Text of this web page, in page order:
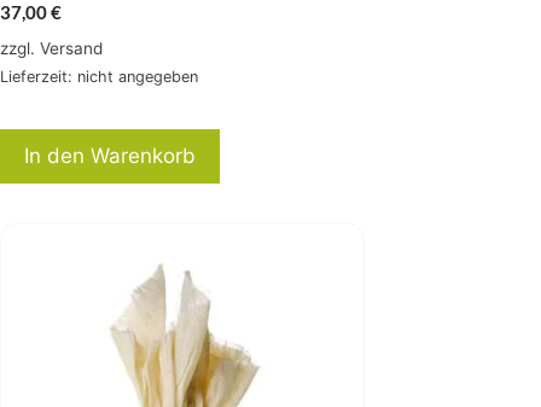
37,00€
zzgl. Versand
Lieferzeit: nicht angegeben
In den Warenkorb